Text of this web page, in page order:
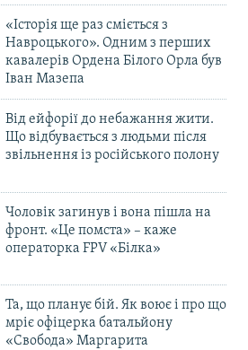
«Історія ще раз сміється з
Навроцького». Одним з перших
кавалерів Ордена Білого Орла був
Іван Мазепа
Від ейфорії до небажання жити.
Що відбувається з людьми після
звільнення із російського полону
Чоловік загинув і вона пішла на
фронт. «Це помста» – каже
операторка FPV «Білка»
Та, що планує бій. Як воює і про що
мріє офіцерка батальйону
«Свобода» Маргарита